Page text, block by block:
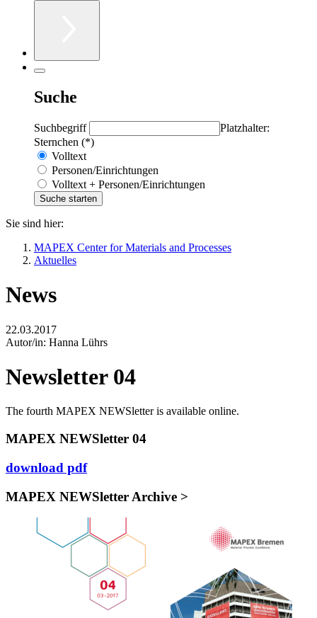
Suche
Suchbegriff
Platzhalter:
Sternchen (*)
Volltext
Personen/Einrichtungen
Volltext + Personen/Einrichtungen
Sie sind hier:
MAPEX Center for Materials and Processes
Aktuelles
News
22.03.2017
Autor/in: Hanna Lührs
Newsletter 04
The fourth MAPEX NEWSletter is available online.
MAPEX NEWSletter 04
download pdf
MAPEX NEWSletter Archive >